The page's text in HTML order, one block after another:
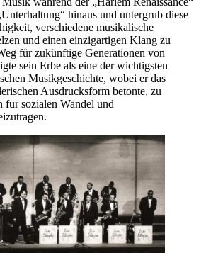
hinaus und untergrub diese
verschiedene musikalische
und einen einzigartigen Klang zu
für zukünftige Generationen von
sein Erbe als eine der wichtigsten
Musikgeschichte, wobei er das
Ausdrucksform betonte, zu
für sozialen Wandel und